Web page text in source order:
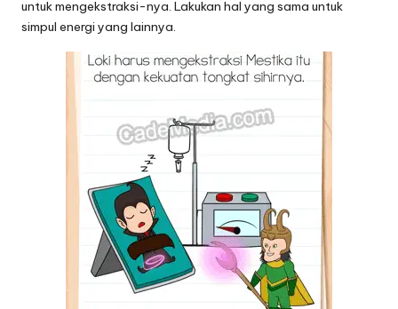
untuk mengekstraksi-nya. Lakukan hal yang sama untuk
simpul energi yang lainnya.